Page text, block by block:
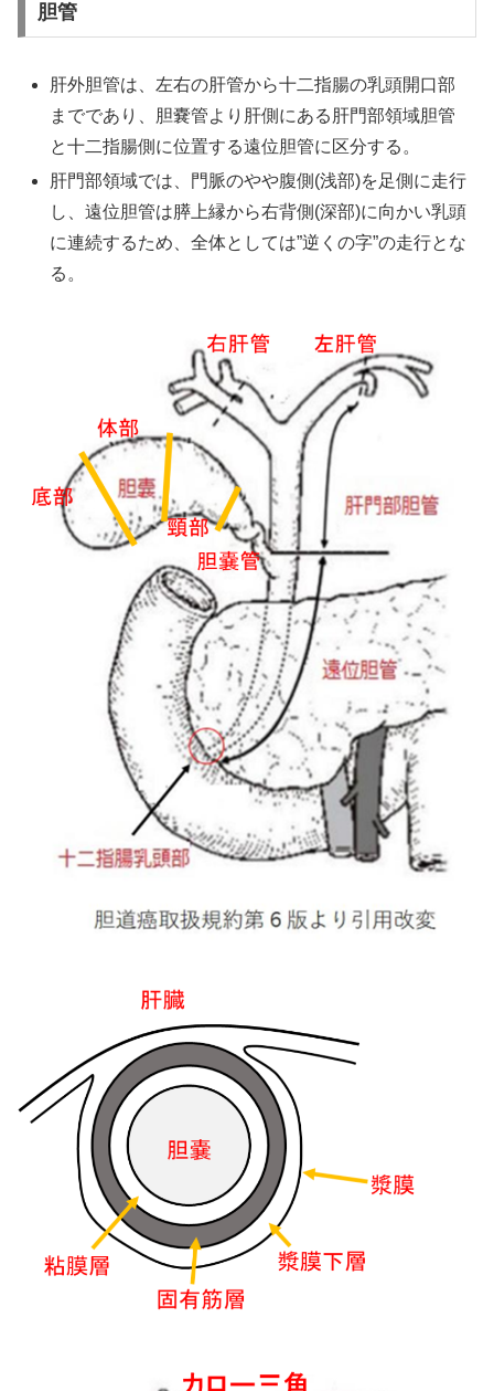
胆管
肝外胆管は、左右の肝管から十二指腸の乳頭開口部
までであり、胆嚢管より肝側にある肝門部領域胆管
と十二指腸側に位置する遠位胆管に区分する。
肝門部領域では、門脈のやや腹側(浅部)を足側に走行
し、遠位胆管は膵上縁から右背側(深部)に向かい乳頭
に連続するため、全体としては”逆くの字”の走行とな
る。